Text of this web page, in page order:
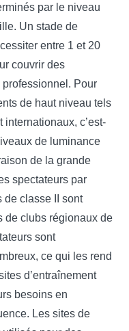
par le niveau
Un stade de
entre 1 et 20
couvrir des
Pour
de haut niveau tels
c’est-
de luminance
de la grande
spectateurs par
de classe II sont
de clubs régionaux de
sont
ce qui les rend
d’entraînement
besoins en
Les sites de